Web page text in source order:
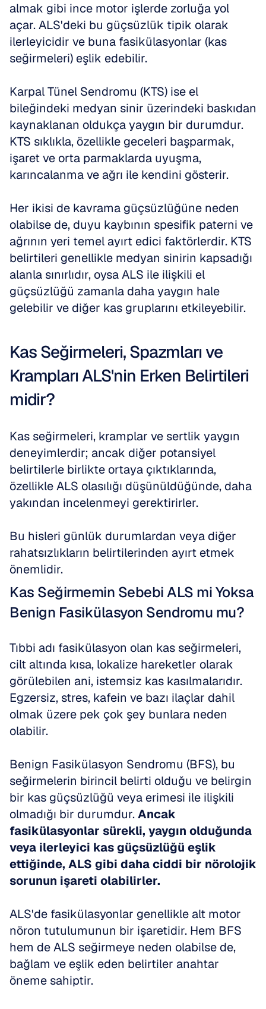
almak gibi ince motor işlerde zorluğa yol
açar. ALS'deki bu güçsüzlük tipik olarak
ilerleyicidir ve buna fasikülasyonlar (kas
seğirmeleri) eşlik edebilir.
Karpal Tünel Sendromu (KTS) ise el
bileğindeki medyan sinir üzerindeki baskıdan
kaynaklanan oldukça yaygın bir durumdur.
KTS sıklıkla, özellikle geceleri başparmak,
işaret ve orta parmaklarda uyuşma,
karıncalanma ve ağrı ile kendini gösterir.
Her ikisi de kavrama güçsüzlüğüne neden
olabilse de, duyu kaybının spesifik paterni ve
ağrının yeri temel ayırt edici faktörlerdir. KTS
belirtileri genellikle medyan sinirin kapsadığı
alanla sınırlıdır, oysa ALS ile ilişkili el
güçsüzlüğü zamanla daha yaygın hale
gelebilir ve diğer kas gruplarını etkileyebilir.
Kas Seğirmeleri, Spazmları ve
Krampları ALS'nin Erken Belirtileri
midir?
Kas seğirmeleri, kramplar ve sertlik yaygın
deneyimlerdir; ancak diğer potansiyel
belirtilerle birlikte ortaya çıktıklarında,
özellikle ALS olasılığı düşünüldüğünde, daha
yakından incelenmeyi gerektirirler.
Bu hisleri günlük durumlardan veya diğer
rahatsızlıkların belirtilerinden ayırt etmek
önemlidir.
Kas Seğirmemin Sebebi ALS mi Yoksa
Benign Fasikülasyon Sendromu mu?
Tıbbi adı fasikülasyon olan kas seğirmeleri,
cilt altında kısa, lokalize hareketler olarak
görülebilen ani, istemsiz kas kasılmalarıdır.
Egzersiz, stres, kafein ve bazı ilaçlar dahil
olmak üzere pek çok şey bunlara neden
olabilir.
Benign Fasikülasyon Sendromu (BFS), bu
seğirmelerin birincil belirti olduğu ve belirgin
bir kas güçsüzlüğü veya erimesi ile ilişkili
olmadığı bir durumdur. Ancak
fasikülasyonlar sürekli, yaygın olduğunda
veya ilerleyici kas güçsüzlüğü eşlik
ettiğinde, ALS gibi daha ciddi bir nörolojik
sorunun işareti olabilirler.
ALS'de fasikülasyonlar genellikle alt motor
nöron tutulumunun bir işaretidir. Hem BFS
hem de ALS seğirmeye neden olabilse de,
bağlam ve eşlik eden belirtiler anahtar
öneme sahiptir.